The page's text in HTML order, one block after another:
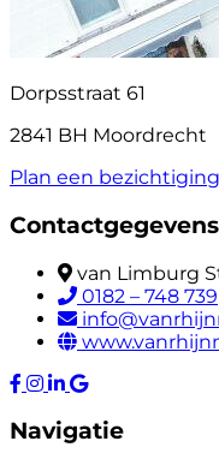
Dorpsstraat 61
2841 BH Moordrecht
Plan een
Contactgegevens
van Limburg
0182 – 748 739
Navigatie